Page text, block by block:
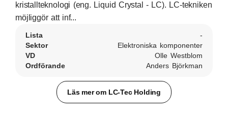
kristallteknologi (eng. Liquid Crystal - LC). LC-tekniken
möjliggör att inf...
Lista
-
Sektor
Elektroniska komponenter
VD
Olle Westblom
Ordförande
Anders Björkman
Läs mer om LC-Tec Holding